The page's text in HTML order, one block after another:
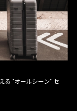
る "オールシーン" セ